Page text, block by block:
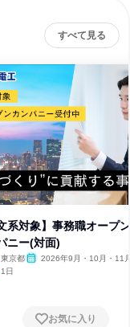
すべて見る
系対象】事務職オープ
ニー(対面)
東京都
2026年9月・10月・11
1日
お気に入り